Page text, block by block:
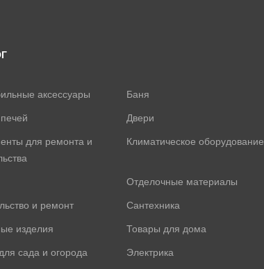
аксессуары Баня
Двери
для ремонта и
Климатическое оборудование
Отделочные материалы
и ремонт Сантехника
изделия Товары для дома
сада и огорода Электрика